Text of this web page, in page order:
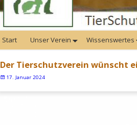
Start Unser Verein Wissenswertes
Der Tierschutzverein wünscht
17. Januar 2024